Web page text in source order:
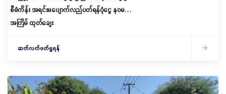
စီမံကိန်း အရင်းမပျောက်လည်ပတ်ရန်ပုံငွေ နဝမ
အကြိမ် ထုတ်ချေး
ဆက်လက်ဖတ်ရှုရန်